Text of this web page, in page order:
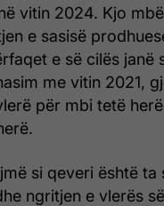
vitin 2024. Kjo
e sasisë
e së cilës janë
me vitin 2021,
për mbi tetë
si qeveri është ta
ngritjen e vlerës